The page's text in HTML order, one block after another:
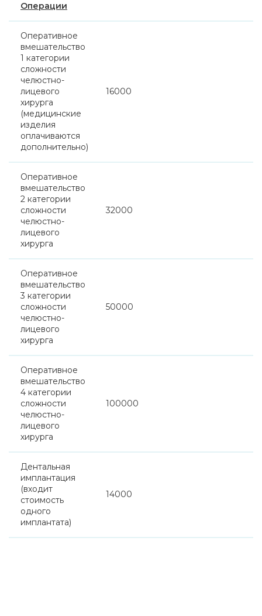
Операции
Оперативное
вмешательство
1 категории
сложности
челюстно-
лицевого
хирурга
(медицинские
изделия
оплачиваются
дополнительно)
16000
Оперативное
вмешательство
2 категории
сложности
челюстно-
лицевого
хирурга
32000
Оперативное
вмешательство
3 категории
сложности
челюстно-
лицевого
хирурга
50000
Оперативное
вмешательство
4 категории
сложности
челюстно-
лицевого
хирурга
100000
Дентальная
имплантация
(входит
стоимость
одного
имплантата)
14000